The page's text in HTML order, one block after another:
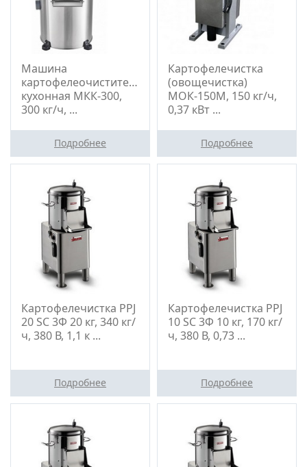
Машина
картофелеочистительная
кухонная МКК-300,
300 кг/ч, ...
Подробнее
Картофелечистка
(овощечистка)
МОК-150М, 150 кг/ч,
0,37 кВт ...
Подробнее
Картофелечистка PPJ
20 SC 3Ф 20 кг, 340 кг/
ч, 380 В, 1,1 к ...
Подробнее
Картофелечистка PPJ
10 SC 3Ф 10 кг, 170 кг/
ч, 380 В, 0,73 ...
Подробнее